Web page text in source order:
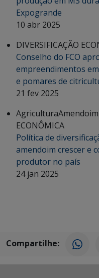
Expogrande
10 abr 2025
DIVERSIFICAÇÃO
Conselho do FCO
empreendimentos
e pomares de
21 fev 2025
AgriculturaAmendoim
ECONÔMICA
Política de
amendoim crescer e
produtor no país
24 jan 2025
Compartilhe: